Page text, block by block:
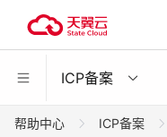
ICP备案
帮助中心 ICP备案